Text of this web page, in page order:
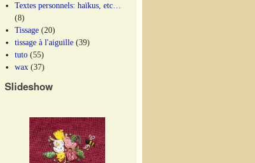
Textes personnels: haïkus, etc…
(8)
Tissage (20)
tissage à l'aiguille (39)
tuto (55)
wax (37)
Slideshow